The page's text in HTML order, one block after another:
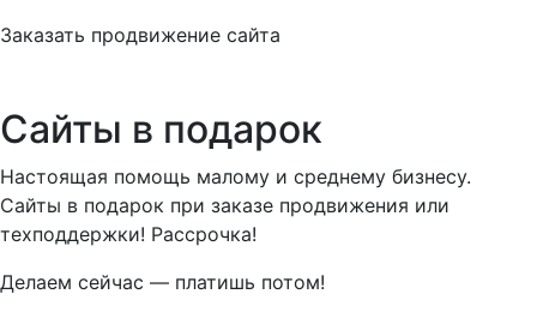
Заказать продвижение сайта
Сайты в подарок
Настоящая помощь малому и среднему бизнесу.
Сайты в подарок при заказе продвижения или
техподдержки! Рассрочка!
Делаем сейчас — платишь потом!